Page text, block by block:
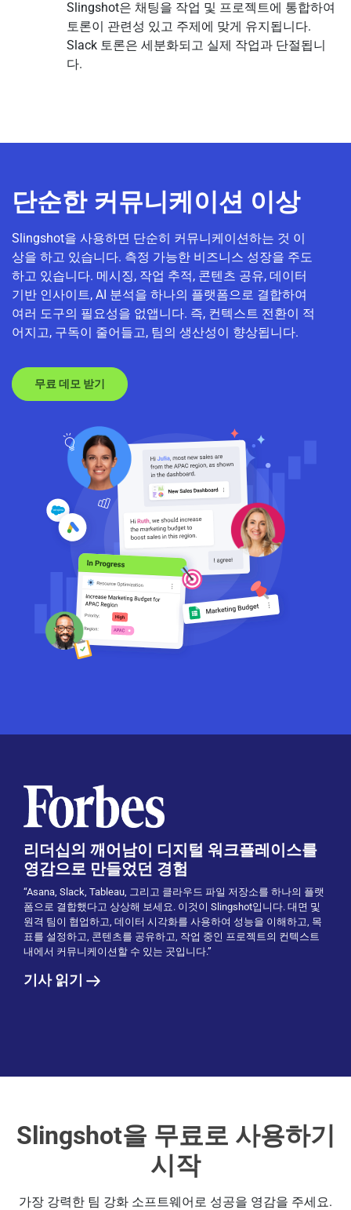
Slingshot은 채팅을 작업 및 프로젝트에 통합하여
토론이 관련성 있고 주제에 맞게 유지됩니다.
Slack 토론은 세분화되고 실제 작업과 단절됩니
다.
단순한 커뮤니케이션 이상
Slingshot을 사용하면 단순히 커뮤니케이션하는 것 이
상을 하고 있습니다. 측정 가능한 비즈니스 성장을 주도
하고 있습니다. 메시징, 작업 추적, 콘텐츠 공유, 데이터
기반 인사이트, AI 분석을 하나의 플랫폼으로 결합하여
여러 도구의 필요성을 없앱니다. 즉, 컨텍스트 전환이 적
어지고, 구독이 줄어들고, 팀의 생산성이 향상됩니다.
무료 데모 받기
리더십의 깨어남이 디지털 워크플레이스를
영감으로 만들었던 경험
“Asana, Slack, Tableau, 그리고 클라우드 파일 저장소를 하나의 플랫
폼으로 결합했다고 상상해 보세요. 이것이 Slingshot입니다. 대면 및
원격 팀이 협업하고, 데이터 시각화를 사용하여 성능을 이해하고, 목
표를 설정하고, 콘텐츠를 공유하고, 작업 중인 프로젝트의 컨텍스트
내에서 커뮤니케이션할 수 있는 곳입니다.”
기사 읽기
Slingshot을 무료로 사용하기
시작
가장 강력한 팀 강화 소프트웨어로 성공을 영감을 주세요.